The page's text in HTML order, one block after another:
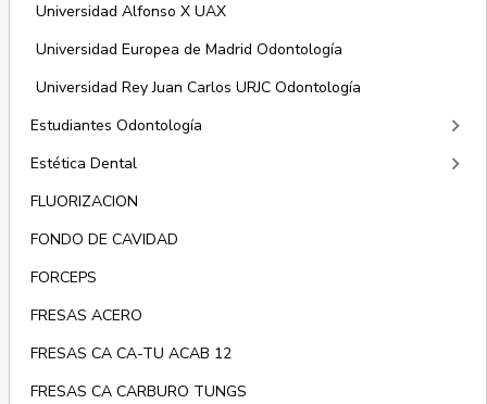
Universidad Alfonso X UAX
Universidad Europea de Madrid Odontología
Universidad Rey Juan Carlos URJC Odontología
Estudiantes Odontología
keyboard_arrow_right
Estética Dental keyboard_arrow_right
FLUORIZACION
FONDO DE CAVIDAD
FORCEPS
FRESAS ACERO
FRESAS CA CA-TU ACAB 12
FRESAS CA CARBURO TUNGS